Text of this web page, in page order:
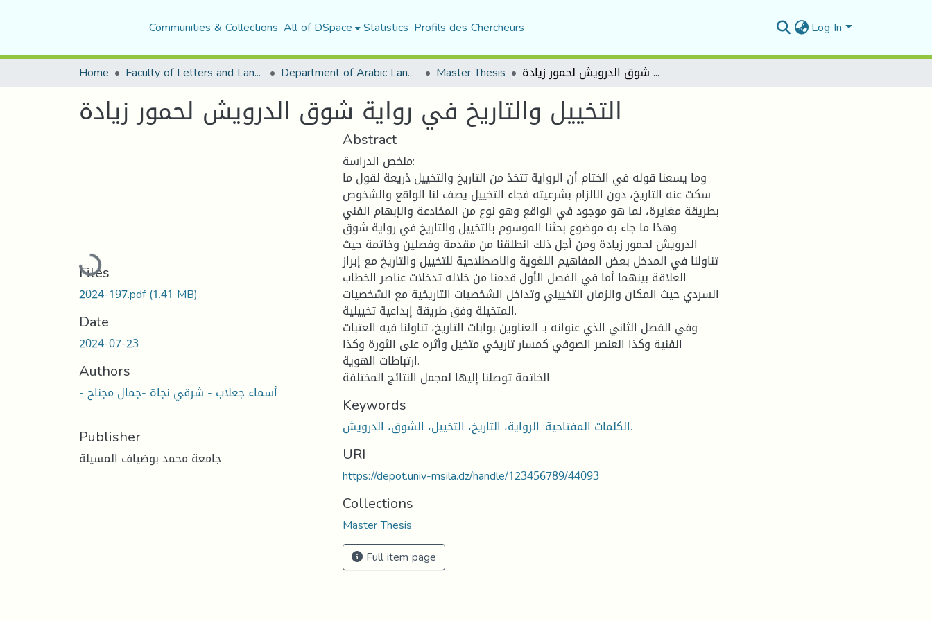
Communities & Collections All of DSpace Statistics Profils des Chercheurs Log In
Home Faculty of Letters and Languages Department of Arabic Language and Literature Master Thesis التخييل والتاريخ في رواية شوق الدرويش لحمور زيادة
التخييل والتاريخ في رواية شوق الدرويش لحمور زيادة
Loading...
Files
2024-197.pdf(1.41 MB)
Date
2024-07-23
Authors
- أسماء جعلاب - شرقي نجاة -جمال مجناح
Publisher
جامعة محمد بوضياف المسيلة
Abstract
ملخص الدراسة:
وما يسعنا قوله في الختام أن الرواية تتخذ من التاريخ والتخييل ذريعة لقول ما
سكت عنه التاريخ، دون الالزام بشرعيته فجاء التخييل يصف لنا الواقع والشخوص
بطريقة مغايرة، لما هو موجود في الواقع وهو نوع من المخادعة والإبهام الفني
وهذا ما جاء به موضوع بحثنا الموسوم بالتخييل والتاريخ في رواية شوق
الدرويش لحمور زيادة ومن أجل ذلك انطلقنا من مقدمة وفصلين وخاتمة حيث
تناولنا في المدخل بعض المفاهيم اللغوية والاصطلاحية للتخييل والتاريخ مع إبراز
العلاقة بينهما أما في الفصل الأول قدمنا من خلاله تدخلات عناصر الخطاب
السردي حيث المكان والزمان التخييلي وتداخل الشخصيات التاريخية مع الشخصيات
المتخيلة وفق طريقة إبداعية تخييلية.
وفي الفصل الثاني الذي عنوانه بـ العناوين بوابات التاريخ، تناولنا فيه العتبات
الفنية وكذا العنصر الصوفي كمسار تاريخي متخيل وأثره على الثورة وكذا
ارتباطات الهوية.
الخاتمة توصلنا إليها لمجمل النتائج المختلفة.
Keywords
الكلمات المفتاحية: الرواية، التاريخ، التخييل، الشوق، الدرويش.
URI
https://depot.univ-msila.dz/handle/123456789/44093
Collections
Master Thesis
Full item page